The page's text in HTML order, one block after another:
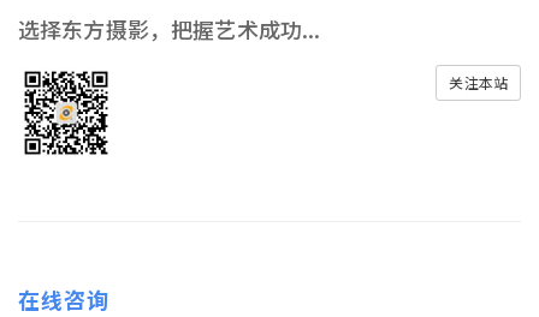
选择东方摄影，把握艺术成功...
关注本站
在线咨询